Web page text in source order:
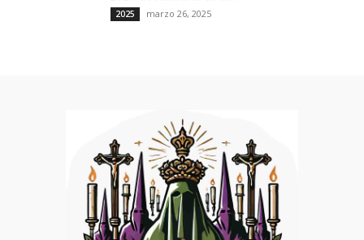
2025 marzo 26, 2025